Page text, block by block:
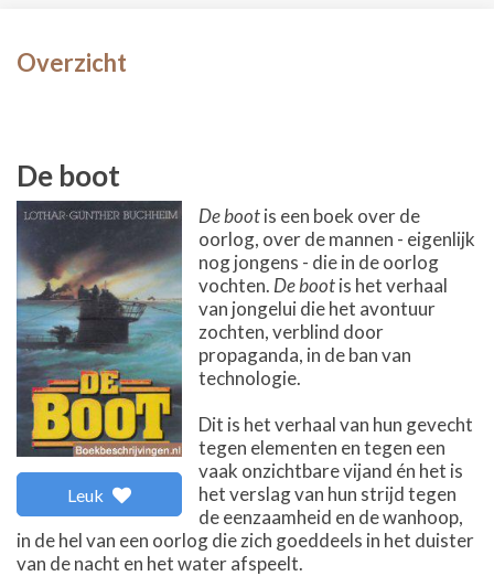
Overzicht
De boot
Leuk
De bootis een boek over de
oorlog, over de mannen - eigenlijk
nog jongens - die in de oorlog
vochten. De bootis het verhaal
van jongelui die het avontuur
zochten, verblind door
propaganda, in de ban van
technologie.
Dit is het verhaal van hun gevecht
tegen elementen en tegen een
vaak onzichtbare vijand én het is
het verslag van hun strijd tegen
de eenzaamheid en de wanhoop,
in de hel van een oorlog die zich goeddeels in het duister
van de nacht en het water afspeelt.